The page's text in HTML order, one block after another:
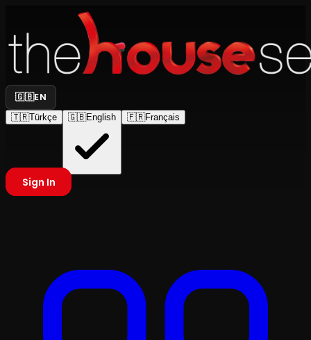
🇬🇧EN
🇹🇷Türkçe 🇬🇧English 🇫🇷Français
Sign In